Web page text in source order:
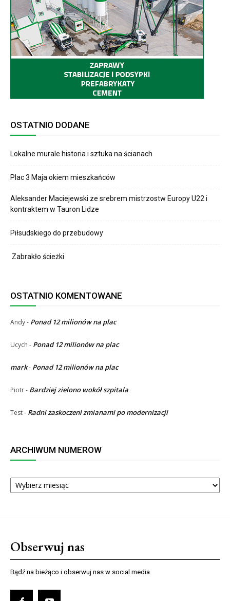
OSTATNIO DODANE
Lokalne murale historia i sztuka na ścianach
Plac 3 Maja okiem mieszkańców
Aleksander Maciejewski ze srebrem mistrzostw Europy U22 i
kontraktem w Tauron Lidze
Piłsudskiego do przebudowy
Zabrakło ścieżki
OSTATNIO KOMENTOWANE
Andy- Ponad 12 milionów na plac
Ucych - Ponad 12 milionów na plac
mark- Ponad 12 milionów na plac
Piotr- Bardziej zielono wokół szpitala
Test- Radni zaskoczeni zmianami po modernizacji
ARCHIWUM NUMERÓW
ARCHIWUM
NUMERÓW
Obserwuj nas
Bądź na bieżąco i obserwuj nas w social media